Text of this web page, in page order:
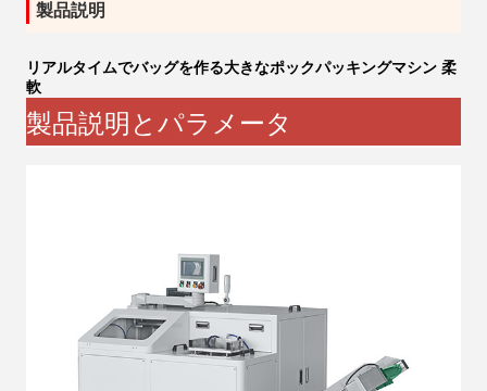
製品説明
リアルタイムでバッグを作る大きなポックパッキングマシン 柔
軟
製品説明とパラメータ